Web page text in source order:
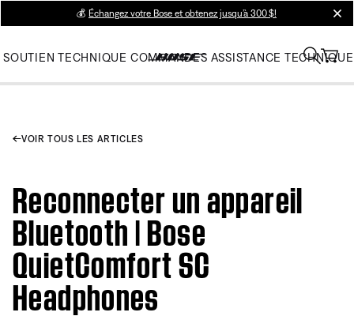
💰 Échangez votre Bose et obtenez jusqu’à 300 $!
SOUTIEN TECHNIQUE COMMANDES ASSISTANCE TECHNIQUE
VOIR TOUS LES ARTICLES
Reconnecter un appareil
Bluetooth | Bose
QuietComfort SC
Headphones